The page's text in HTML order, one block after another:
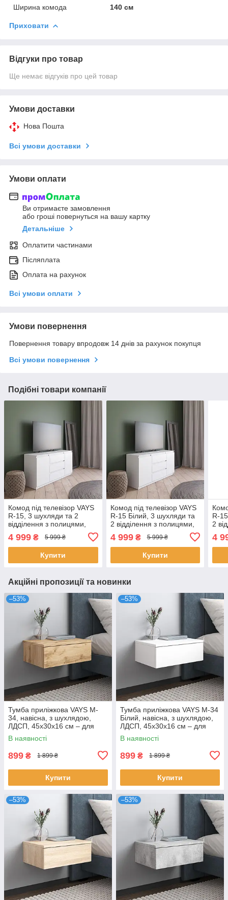
Ширина комода 140 см
Приховати
Відгуки про товар
Ще немає відгуків про цей товар
Умови доставки
Нова Пошта
Всі умови доставки
Умови оплати
Ви отримаєте замовлення
або гроші повернуться на вашу картку
Детальніше
Оплатити частинами
Післяплата
Оплата на рахунок
Всі умови оплати
Умови повернення
Повернення товару впродовж 14 днів за рахунок покупця
Всі умови повернення
Подібні товари компанії
Комод під телевізор VAYS
R-15, 3 шухляди та 2
відділення з полицями,
140×40×75 см - для
спальні, вітальні
4 999 ₴ 5 999 ₴
Купити
Комод під телевізор VAYS
R-15 Білий, 3 шухляди та
2 відділення з полицями,
140×40×75 см - для
спальні, вітальні
4 999₴ 5 999 ₴
Купити
R-
2
4
Акційні пропозиції та новинки
–53%
Тумба приліжкова VAYS M-
34, навісна, з шухлядою,
ЛДСП, 45х30х16 см – для
спальні
В наявності
899 ₴ 1 899 ₴
Купити
–53%
Тумба приліжкова VAYS M-34
Білий, навісна, з шухлядою,
ЛДСП, 45х30х16 см – для
спальні
В наявності
899 ₴ 1 899 ₴
Купити
–53% –53%